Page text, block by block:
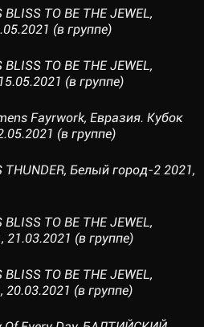
TO BE THE JEWEL,
(в группе)
TO BE THE JEWEL,
(в группе)
Fayrwork, Евразия. Кубок
(в группе)
THUNDER, Белый город-2 2021,
TO BE THE JEWEL,
21.03.2021 (в группе)
TO BE THE JEWEL,
20.03.2021 (в группе)